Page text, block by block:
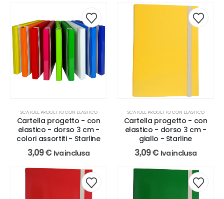
SCATOLE PROGETTO CON ELASTICO
Cartella progetto - con
elastico - dorso 3 cm -
colori assortiti - Starline
3,09€ Iva inclusa
SCATOLE PROGETTO CON ELASTICO
Cartella progetto - con
elastico - dorso 3 cm -
giallo - Starline
3,09€ Iva inclusa